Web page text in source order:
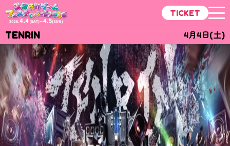
TICKET
TENRIN 4月4日(土)